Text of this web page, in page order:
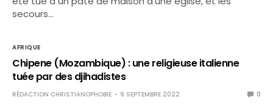
secours…
AFRIQUE
Chipene (Mozambique) : une religieuse italienne
tuée par des djihadistes
RÉDACTION CHRISTIANOPHOBIE 9 SEPTEMBRE 2022 0